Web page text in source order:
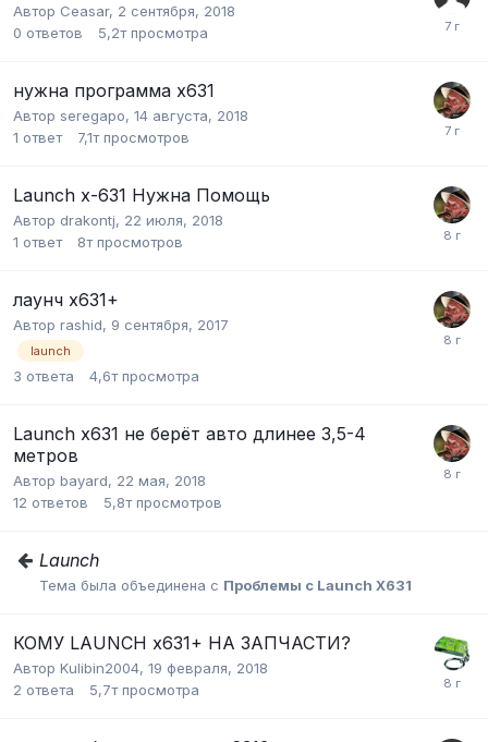
Автор Ceasar, 2 сентября, 2018
0 ответов 5,2т просмотра
нужна программа x631
Автор seregapo, 14 августа, 2018
1 ответ 7,1т просмотров
Launch x-631 Нужна Помощь
Автор drakontj, 22 июля, 2018
1 ответ 8т просмотров
лаунч х631+
Автор rashid, 9 сентября, 2017
launch
3 ответа 4,6т просмотра
Launch x631 не берёт авто длинее 3,5-4
метров
Автор bayard, 22 мая, 2018
12 ответов 5,8т просмотров
Launch
Тема была объединена с Проблемы с Launch X631
КОМУ LAUNCH x631+ НА ЗАПЧАСТИ?
Автор Kulibin2004, 19 февраля, 2018
2 ответа 5,7т просмотра